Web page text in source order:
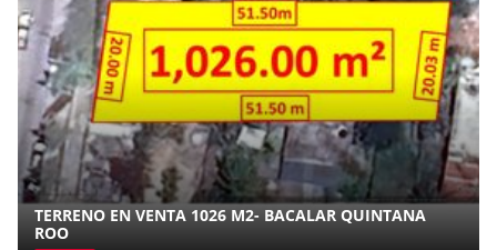
TERRENO EN VENTA 1026 M2- BACALAR QUINTANA
ROO